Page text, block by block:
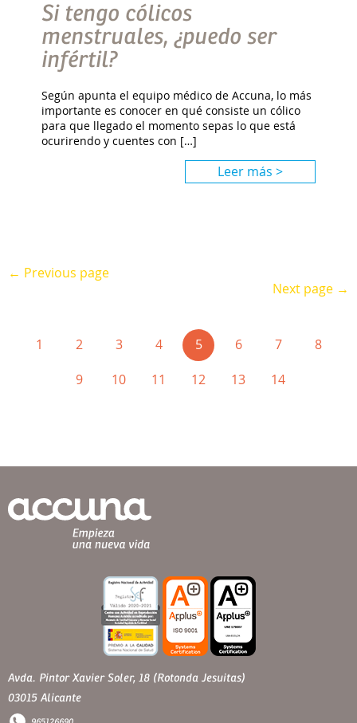
Si tengo cólicos
menstruales, ¿puedo ser
infértil?
Según apunta el equipo médico de Accuna, lo más
importante es conocer en qué consiste un cólico
para que llegado el momento sepas lo que está
ocurirendo y cuentes con […]
Leer más >
← Previous page
Next page →
1 2 3 4 5(current)
6 7
8
9
10 11 12 13 14
Avda. Pintor Xavier Soler, 18 (Rotonda Jesuitas)
03015 Alicante